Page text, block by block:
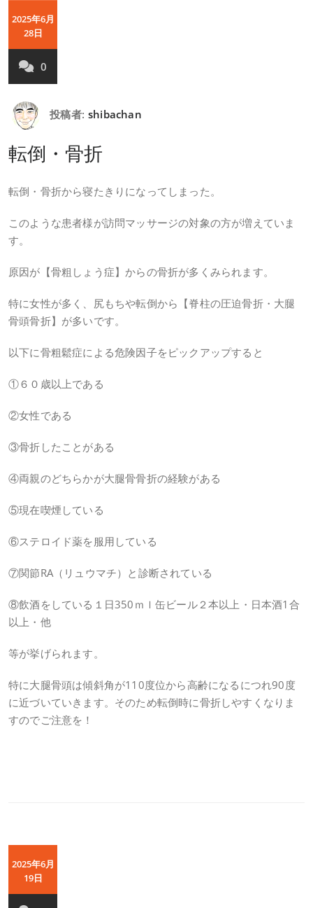
2025年6月
28日
0
投稿者: shibachan
転倒・骨折
転倒・骨折から寝たきりになってしまった。
このような患者様が訪問マッサージの対象の方が増えていま
す。
原因が【骨粗しょう症】からの骨折が多くみられます。
特に女性が多く、尻もちや転倒から【脊柱の圧迫骨折・大腿
骨頭骨折】が多いです。
以下に骨粗鬆症による危険因子をピックアップすると
①６０歳以上である
②女性である
③骨折したことがある
④両親のどちらかが大腿骨骨折の経験がある
⑤現在喫煙している
⑥ステロイド薬を服用している
⑦関節RA（リュウマチ）と診断されている
⑧飲酒をしている１日350ｍｌ缶ビール２本以上・日本酒1合
以上・他
等が挙げられます。
特に大腿骨頭は傾斜角が110度位から高齢になるにつれ90度
に近づいていきます。そのため転倒時に骨折しやすくなりま
すのでご注意を！
2025年6月
19日